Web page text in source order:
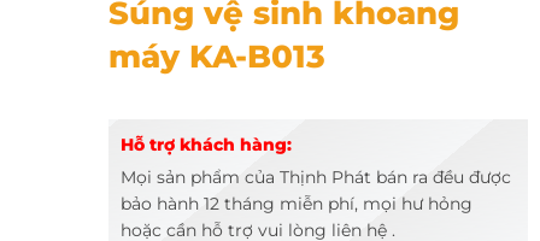
Súng vệ sinh khoang
máy KA-B013
Hỗ trợ khách hàng:
Mọi sản phẩm của Thịnh Phát bán ra đều được
bảo hành 12 tháng miễn phí, mọi hư hỏng
hoặc cần hỗ trợ vui lòng liên hệ .